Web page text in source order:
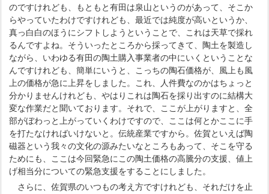
のですけれども、もともと有田は泉山というのがあって、そこか
らやっていたわけですけれども、最近では純度が高いというか、
真っ白白のほうにシフトしようということで、これは天草で採れ
るんですよね。そういったところから採ってきて、陶土を製造し
ながら、いわゆる有田の陶土購入事業者の中にいくということな
んですけれども、簡単にいうと、こっちの陶石価格が、風上も風
上の価格が急に上昇をしました。これ、人件費なのかはちょっと
分かりませんけれども、やはりこれは陶石を採り出すのに結構大
変な作業だと聞いております。それで、ここが上がりますと、全
部がぼわっと上がっていくわけですので、ここは何とかここに手
を打たなければいけないと。伝統産業ですから。佐賀といえば陶
磁器という我々の文化の源みたいなところもあって、そこを守る
ためにも、ここは今回緊急にこの陶土価格の高騰分の支援、値上
げ相当分についての緊急支援をすることにしました。
さらに、佐賀県のいつもの考え方ですけれども、それだけを止